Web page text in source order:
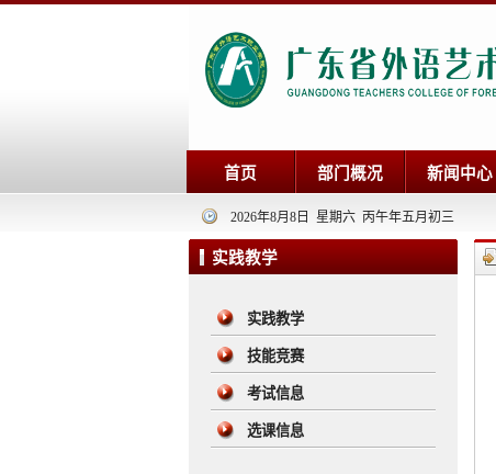
首页 部门概况 新闻中心
2026年8月8日 星期六 丙午年五月初三
实践教学
实践教学
技能竞赛
考试信息
选课信息